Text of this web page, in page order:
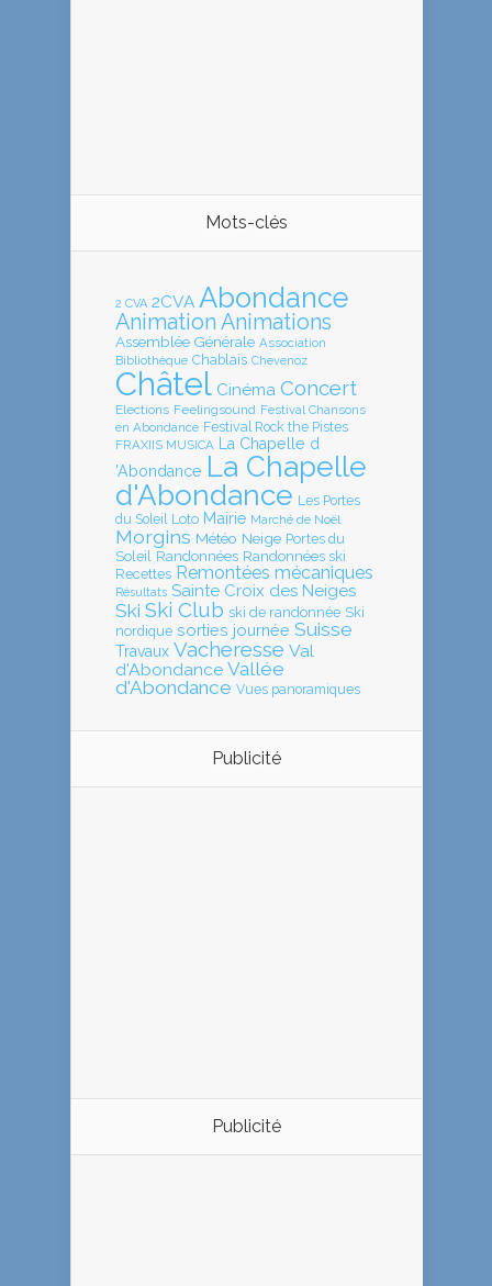
Mots-clés
2 CVA 2CVA Abondance
Animation Animations
Assemblée Générale Association
Bibliothèque Chablais Chevenoz
Châtel Cinéma Concert
Elections Feelingsound Festival Chansons
en Abondance Festival Rock the Pistes
FRAXIIS MUSICA
La Chapelle d
'Abondance La Chapelle
d'Abondance Les Portes
du Soleil Loto Mairie Marché de Noël
Morgins Météo Neige Portes du
Soleil Randonnées Randonnées ski
Recettes Remontées mécaniques
Résultats Sainte Croix des Neiges
Ski Ski Club ski de randonnée Ski
nordique sorties journée Suisse
Travaux Vacheresse Val
d'Abondance Vallée
d'Abondance Vues panoramiques
Publicité
Publicité